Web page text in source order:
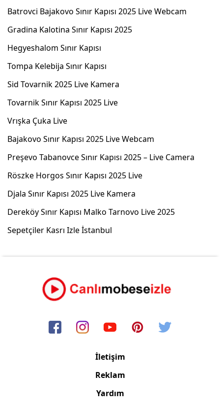
Batrovci Bajakovo Sınır Kapısı 2025 Live Webcam
Gradina Kalotina Sınır Kapısı 2025
Hegyeshalom Sınır Kapısı
Tompa Kelebija Sınır Kapısı
Sid Tovarnik 2025 Live Kamera
Tovarnik Sınır Kapısı 2025 Live
Vrışka Çuka Live
Bajakovo Sınır Kapısı 2025 Live Webcam
Preşevo Tabanovce Sınır Kapısı 2025 – Live Camera
Röszke Horgos Sınır Kapısı 2025 Live
Djala Sınır Kapısı 2025 Live Kamera
Dereköy Sınır Kapısı Malko Tarnovo Live 2025
Sepetçiler Kasrı Izle İstanbul
İletişim
Reklam
Yardım